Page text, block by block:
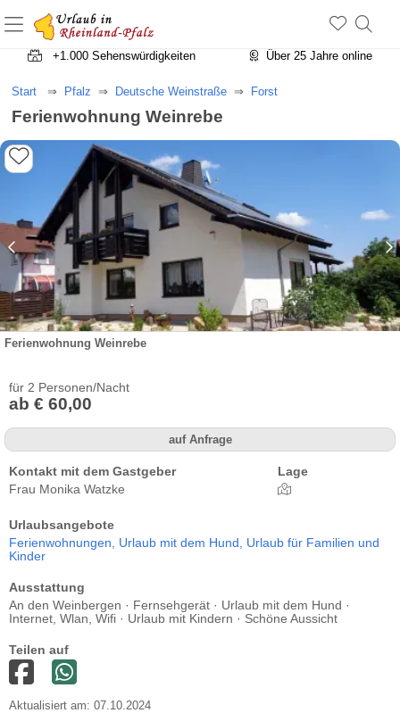
+1.500 Unterkünfte in Rheinland-Pfalz
+1.000 Sehenswürdigkeiten
Über 25 Jahre online
Start Pfalz Deutsche Weinstraße Forst
Ferienwohnung Weinrebe
Ferienwohnung Weinrebe
für 2 Personen/Nacht
ab € 60,00
auf Anfrage
Kontakt mit dem Gastgeber
Frau Monika Watzke
Lage
Urlaubsangebote
Ferienwohnungen, Urlaub mit dem Hund, Urlaub für Familien und
Kinder
Ausstattung
An den Weinbergen · Fernsehgerät · Urlaub mit dem Hund ·
Internet, Wlan, Wifi · Urlaub mit Kindern · Schöne Aussicht
Teilen auf
Aktualisiert am: 07.10.2024